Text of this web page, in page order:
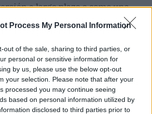
Process My Personal Information
out of the sale, sharing to third parties, or
personal or sensitive information for
by us, please use the below opt-out
your selection. Please note that after your
processed you may continue seeing
based on personal information utilized by
disclosed to third parties prior to
a largo plazo o como una
una experiencia de estilo
al alcance
online
Artículo siguiente
¿Cómo afecta el cambio
climático a la salud
visual?